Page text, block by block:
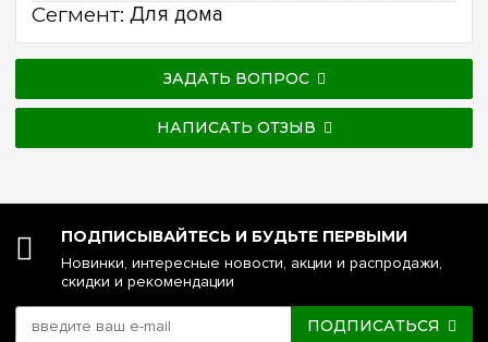
Сегмент: Для дома
ЗАДАТЬ ВОПРОС
НАПИСАТЬ ОТЗЫВ
ПОДПИСЫВАЙТЕСЬ И БУДЬТЕ ПЕРВЫМИ
Новинки, интересные новости, акции и распродажи,
скидки и рекомендации
ПОДПИСАТЬСЯ